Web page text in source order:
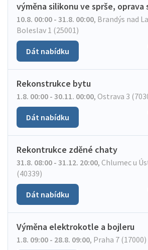
výměna silikonu ve sprše, oprava
10.8. 00:00 - 31.8. 00:00, Brandýs nad
Boleslav 1 (25001)
Dát nabídku
Rekonstrukce bytu
1.8. 00:00 - 30.11. 00:00, Ostrava 3
Dát nabídku
Rekontrukce zděné chaty
31.8. 08:00 - 31.12. 20:00, Chlumec u
(40339)
Dát nabídku
Výměna elektrokotle a bojleru
1.8. 09:00 - 28.8. 09:00, Praha 7 (17000)